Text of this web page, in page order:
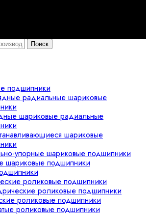
Поиск
подшипники
радиальные шариковые
шариковые радиальные
шариковые
упорные шариковые подшипники
шариковые подшипники
роликовые подшипники
роликовые подшипники
роликовые подшипники
роликовые подшипники